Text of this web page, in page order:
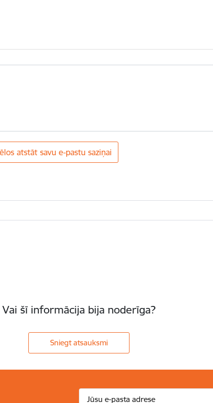
atstāt savu e-pastu saziņai
Vai šī informācija bija noderīga?
Sniegt atsauksmi